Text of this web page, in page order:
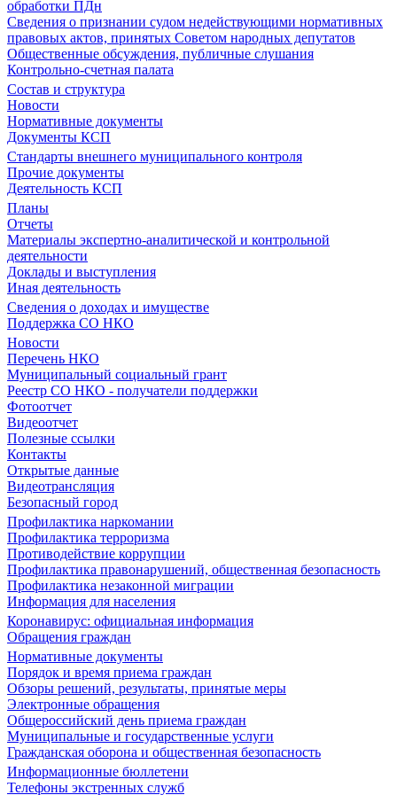
обработки ПДн
Сведения о признании судом недействующими нормативных
правовых актов, принятых Советом народных депутатов
Общественные обсуждения, публичные слушания
Контрольно-счетная палата
Состав и структура
Новости
Нормативные документы
Документы КСП
Стандарты внешнего муниципального контроля
Прочие документы
Деятельность КСП
Планы
Отчеты
Материалы экспертно-аналитической и контрольной
деятельности
Доклады и выступления
Иная деятельность
Сведения о доходах и имуществе
Поддержка СО НКО
Новости
Перечень НКО
Муниципальный социальный грант
Реестр СО НКО - получатели поддержки
Фотоотчет
Видеоотчет
Полезные ссылки
Контакты
Открытые данные
Видеотрансляция
Безопасный город
Профилактика наркомании
Профилактика терроризма
Противодействие коррупции
Профилактика правонарушений, общественная безопасность
Профилактика незаконной миграции
Информация для населения
Коронавирус: официальная информация
Обращения граждан
Нормативные документы
Порядок и время приема граждан
Обзоры решений, результаты, принятые меры
Электронные обращения
Общероссийский день приема граждан
Муниципальные и государственные услуги
Гражданская оборона и общественная безопасность
Информационные бюллетени
Телефоны экстренных служб